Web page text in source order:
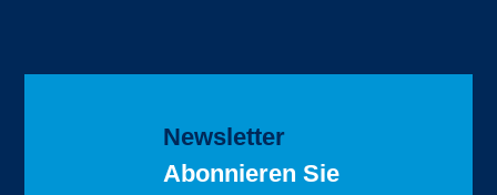
Newsletter
Abonnieren Sie